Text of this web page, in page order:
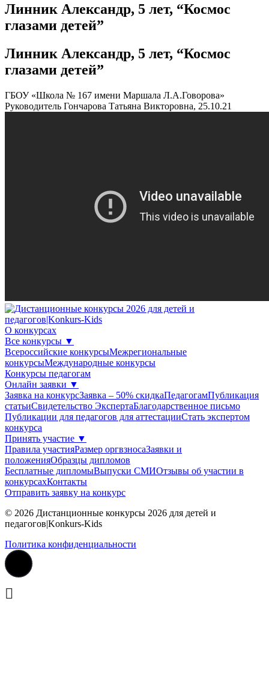
Линник Александр, 5 лет, “Космос
глазами детей”
Линник Александр, 5 лет, “Космос
глазами детей”
ГБОУ «Школа № 167 имени Маршала Л.А.Говорова»
Руководитель Гончарова Татьяна Викторовна, 25.10.21
О конкурсах
Все конкурсы ▼
Всероссийские конкурсыМежрегиональные
конкурсыМеждународные конкурсы
Конкурсы педагогам
Онлайн заявки ▼
Заявка на конкурсЗаявка – 50% скидкаПедагогамПубликация
статьиСвидетельство ЭкспертаБлагодарcтвенное письмо
Публикации для педагогов для аттестацииСтать экспертом
конкурса
Принять участие ▼
Правила участияРазмер оргвзносаЗаявки и
положенияОбразцы дипломов
Бесплатные дипломыВыпуски СМИОтзывы об участии в
конкурсахКонтакты
Отправить заявку на конкурс
© 2026 Дистанционные конкурсы 2026 для детей и
педагогов|Konkurs-Kids
Политика конфиденциальности